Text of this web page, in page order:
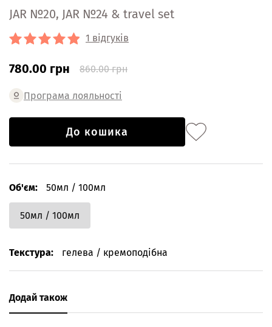
JAR №20, JAR №24 & travel set
1 відгуків
860.00 грн
780.00 грн
Програма лояльності
До кошика
Об'єм: 50мл / 100мл
50мл / 100мл
Текстура: гелева / кремоподібна
Додай також